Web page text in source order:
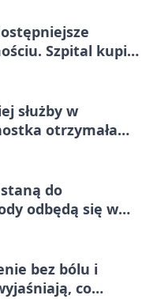
Szpital kupi
służby w
otrzymała
do
odbędą się w
bez bólu i
co